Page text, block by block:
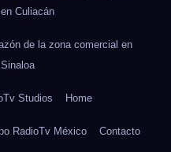
Culiacán
de la zona comercial en
Studios Home
RadioTv México Contacto